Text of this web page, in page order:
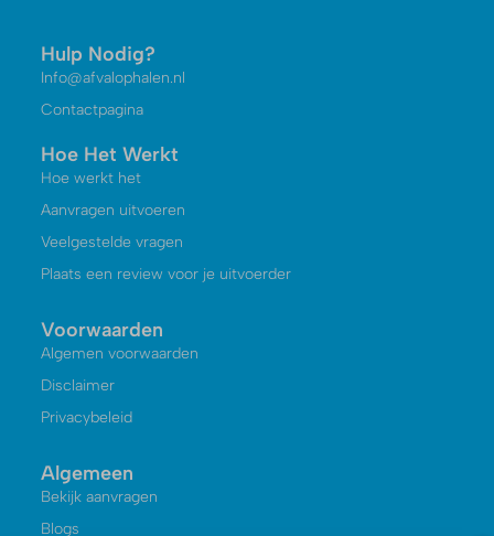
Hulp Nodig?
Info@afvalophalen.nl
Contactpagina
Hoe Het Werkt
Hoe werkt het
Aanvragen uitvoeren
Veelgestelde vragen
Plaats een review voor je uitvoerder
Voorwaarden
Algemen voorwaarden
Disclaimer
Privacybeleid
Algemeen
Bekijk aanvragen
Blogs